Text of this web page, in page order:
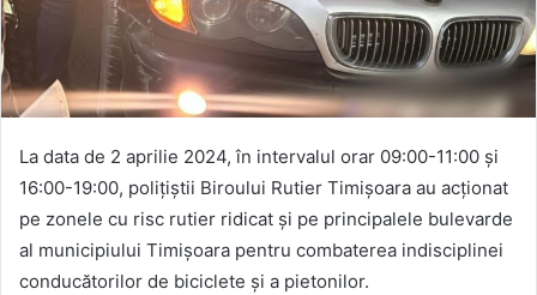
La data de 2 aprilie 2024, în intervalul orar 09:00-11:00 și
16:00-19:00, polițiștii Biroului Rutier Timișoara au acționat
pe zonele cu risc rutier ridicat și pe principalele bulevarde
al municipiului Timișoara pentru combaterea indisciplinei
conducătorilor de biciclete și a pietonilor.